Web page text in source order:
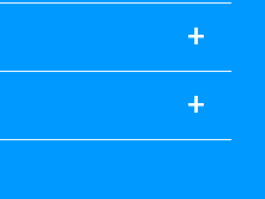
+
+